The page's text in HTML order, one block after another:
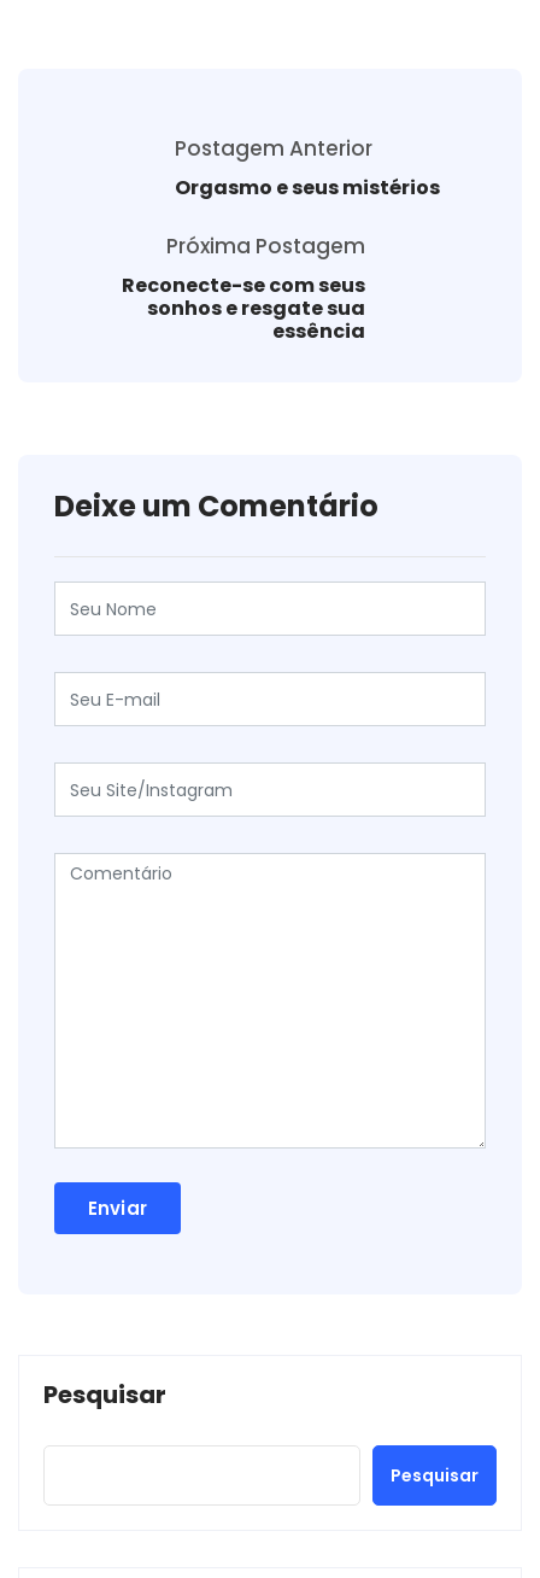
Postagem Anterior
Orgasmo e seus mistérios
Próxima Postagem
Reconecte-se com seus
sonhos e resgate sua
essência
Deixe um Comentário
Pesquisar
Pesquisar